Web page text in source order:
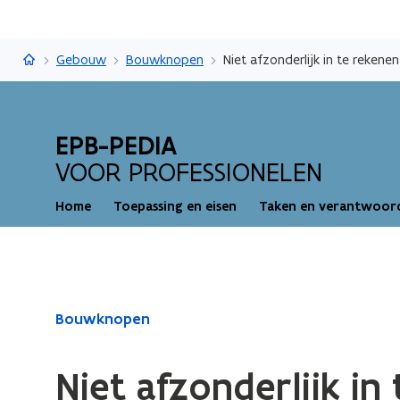
EPB-pediaGebouw Bouwknopen Niet afzonderlijk in te
EPB-PEDIA
VOOR PROFESSIONELEN
Home Toepassing en eisen Taken en
GedaanBouwknopen
Niet afzonderlijk in